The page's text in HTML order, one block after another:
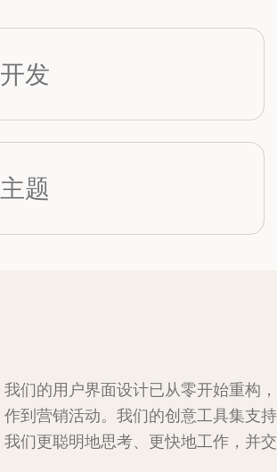
开发
主题
我们的用户界面设计已从零开始重构
作到营销活动。我们的创意工具集支
我们更聪明地思考、更快地工作，并交